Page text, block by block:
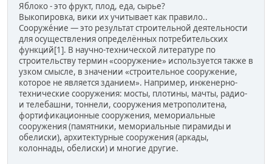
Яблоко - это фрукт, плод, еда, сырье?
Выкопировка, вики их учитывает как правило..
Сооруже́ние — это результат строительной деятельности
для осуществления определённых потребительских
функций[1]. В научно-технической литературе по
строительству термин «сооружение» используется также в
узком смысле, в значении «строительное сооружение,
которое не является зданием». Например, инженерно-
технические сооружения: мосты, плотины, мачты, радио-
и телебашни, тоннели, сооружения метрополитена,
фортификационные сооружения, мемориальные
сооружения (памятники, мемориальные пирамиды и
обелиски), архитектурные сооружения (аркады,
колоннады, обелиски) и многие другие.